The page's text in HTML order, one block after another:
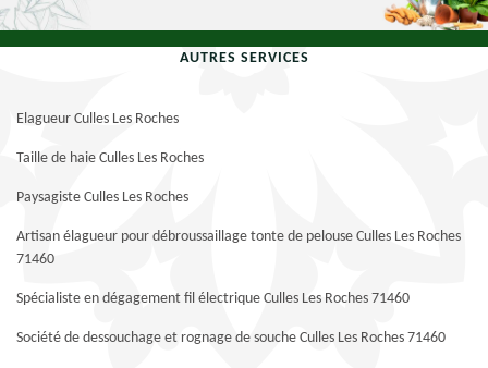
AUTRES SERVICES
Elagueur Culles Les Roches
Taille de haie Culles Les Roches
Paysagiste Culles Les Roches
Artisan élagueur pour débroussaillage tonte de pelouse Culles Les Roches
71460
Spécialiste en dégagement fil électrique Culles Les Roches 71460
Société de dessouchage et rognage de souche Culles Les Roches 71460